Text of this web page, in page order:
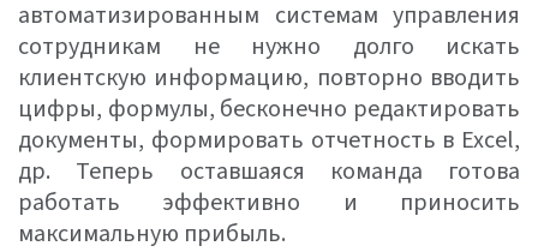
автоматизированным системам управления
сотрудникам не нужно долго искать
клиентскую информацию, повторно вводить
цифры, формулы, бесконечно редактировать
документы, формировать отчетность в Excel,
др. Теперь оставшаяся команда готова
работать эффективно и приносить
максимальную прибыль.